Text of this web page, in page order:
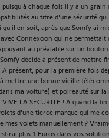
chaque fois il y a un grain
au titre d'une sécurité
qu'il en soit, après que Somfy ai
Connexoon qui ne permettait
au préalable sur un
décide à présent de mettre
présent, pour la première fois
mettre une bonne vieille
ma voiture) et poireauté sur la
LA SECURITE ! A quand la
d'une tierce marque qui me
mes volets manuellement ?
plus 1 Euros dans vos